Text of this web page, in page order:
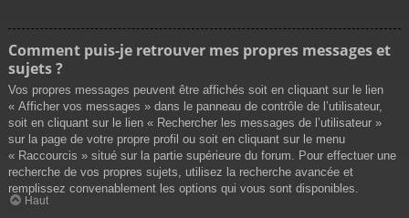
Comment puis-je retrouver mes propres messages et
sujets ?
Vos propres messages peuvent être affichés soit en cliquant sur le lien
« Afficher vos messages » dans le panneau de contrôle de l’utilisateur,
soit en cliquant sur le lien « Rechercher les messages de l’utilisateur »
sur la page de votre propre profil ou soit en cliquant sur le menu
« Raccourcis » situé sur la partie supérieure du forum. Pour effectuer une
recherche de vos propres sujets, utilisez la recherche avancée et
remplissez convenablement les options qui vous sont disponibles.
Haut